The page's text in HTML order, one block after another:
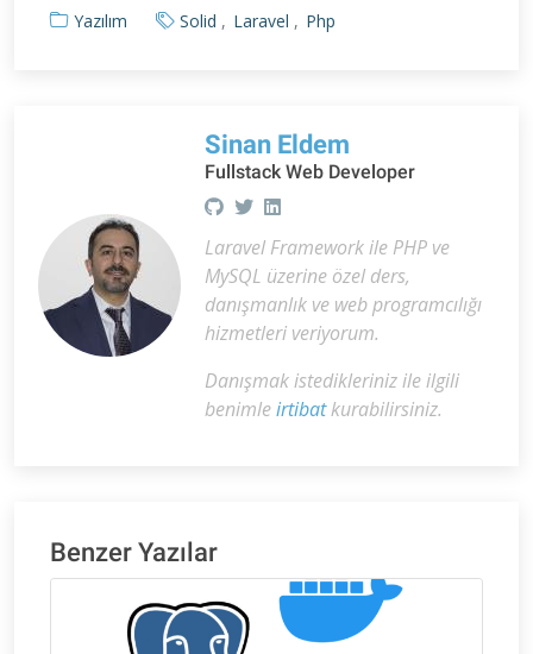
Yazılım Solid Laravel Php
Sinan Eldem
Fullstack Web Developer
Laravel Framework ile PHP ve
MySQL üzerine özel ders,
danışmanlık ve web programcılığı
hizmetleri veriyorum.
Danışmak istedikleriniz ile ilgili
benimleirtibatkurabilirsiniz.
Benzer Yazılar